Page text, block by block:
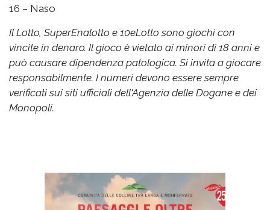
16 – Naso
Il Lotto, SuperEnalotto e 10eLotto sono giochi con
vincite in denaro. Il gioco è vietato ai minori di 18 anni e
può causare dipendenza patologica. Si invita a giocare
responsabilmente. I numeri devono essere sempre
verificati sui siti ufficiali dell'Agenzia delle Dogane e dei
Monopoli.